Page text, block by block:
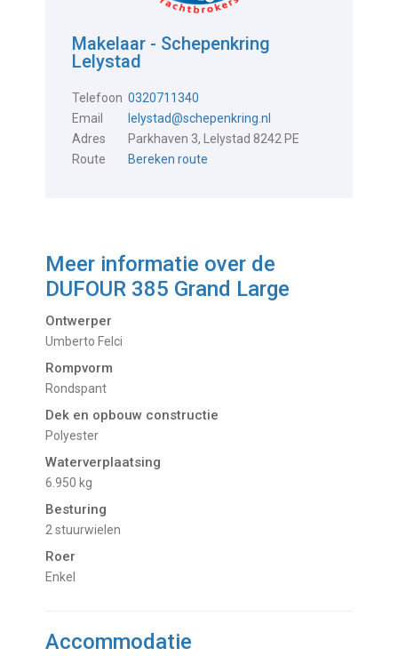
Makelaar - Schepenkring
Lelystad
Telefoon 0320711340
Email
lelystad@schepenkring.nl
Adres
Parkhaven 3, Lelystad 8242 PE
Route
Bereken route
Meer informatie over de
DUFOUR 385 Grand Large
Ontwerper
Umberto Felci
Rompvorm
Rondspant
Dek en opbouw constructie
Polyester
Waterverplaatsing
6.950 kg
Besturing
2 stuurwielen
Roer
Enkel
Accommodatie